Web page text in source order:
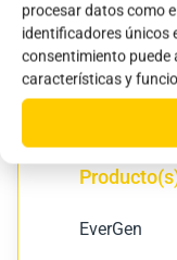
procesar datos como
identificadores únicos
consentimiento
características y
Año
EverGen